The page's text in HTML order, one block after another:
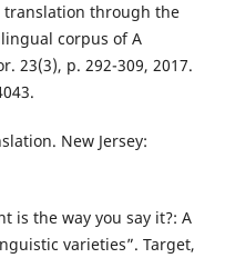
translation through the
corpus of A
23(3), p. 292-309, 2017.
New Jersey:
is the way you say it?: A
varieties”. Target,